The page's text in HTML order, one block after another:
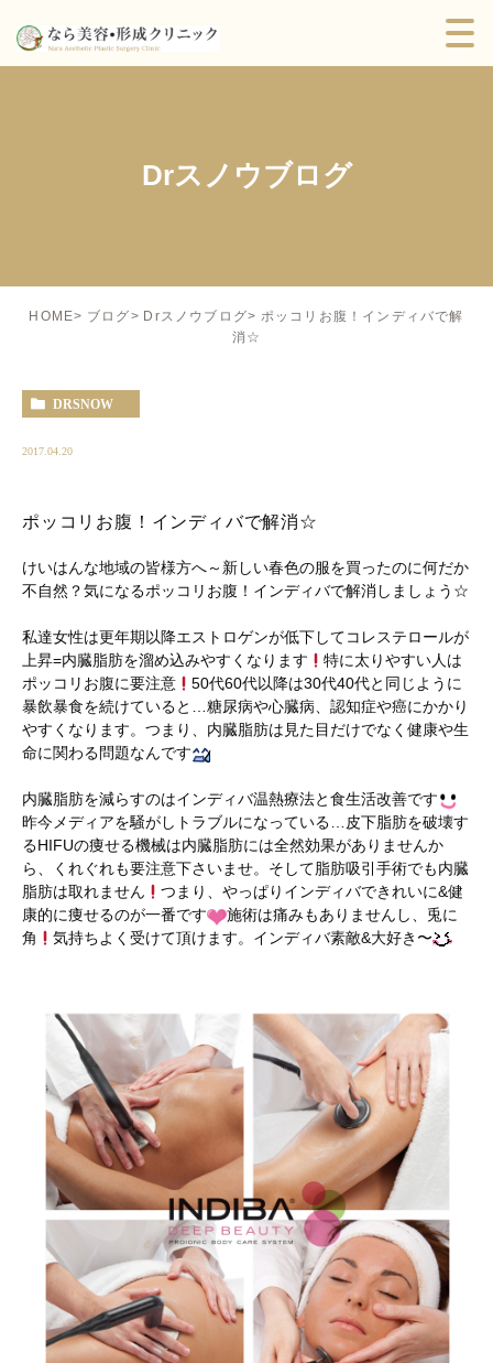
Drスノウブログ
HOME ブログ Drスノウブログ
ポッコリお腹！インディバで解
消☆
DRSNOW
2017.04.20
ポッコリお腹！インディバで解消☆
けいはんな地域の皆様方へ～新しい春色の服を買ったのに何だか
不自然？気になるポッコリお腹！インディバで解消しましょう☆
私達女性は更年期以降エストロゲンが低下してコレステロールが
上昇=内臓脂肪を溜め込みやすくなります
特に太りやすい人は
ポッコリお腹に要注意
50代60代以降は30代40代と同じように
暴飲暴食を続けていると…糖尿病や心臓病、認知症や癌にかかり
やすくなります。つまり、内臓脂肪は見た目だけでなく健康や生
命に関わる問題なんです
内臓脂肪を減らすのはインディバ温熱療法と食生活改善です
昨今メディアを騒がしトラブルになっている…皮下脂肪を破壊す
るHIFUの痩せる機械は内臓脂肪には全然効果がありませんか
ら、くれぐれも要注意下さいませ。そして脂肪吸引手術でも内臓
脂肪は取れません
つまり、やっぱりインディバできれいに&健
康的に痩せるのが一番です
施術は痛みもありませんし、兎に
角
気持ちよく受けて頂けます。インディバ素敵&大好き〜